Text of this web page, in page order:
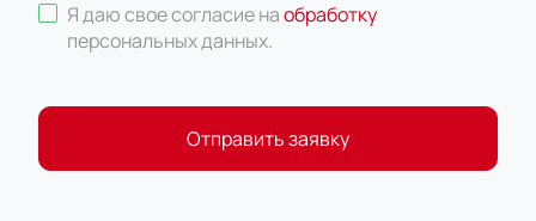
Я даю свое согласие наобработку
персональных данных.
Отправить заявку